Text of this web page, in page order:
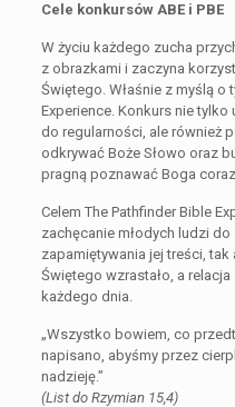
Cele konkursów ABE i PBE
W życiu każdego zucha
z obrazkami i zaczyna
Świętego. Właśnie z myślą o
Experience. Konkurs nie
do regularności, ale również
odkrywać Boże Słowo oraz
pragną poznawać Boga
Celem The Pathfinder Bible
zachęcanie młodych ludzi
zapamiętywania jej treści, tak
Świętego wzrastało, a
każdego dnia.
„Wszystko bowiem, co
napisano, abyśmy przez
nadzieję.”
(List do Rzymian 15,4)